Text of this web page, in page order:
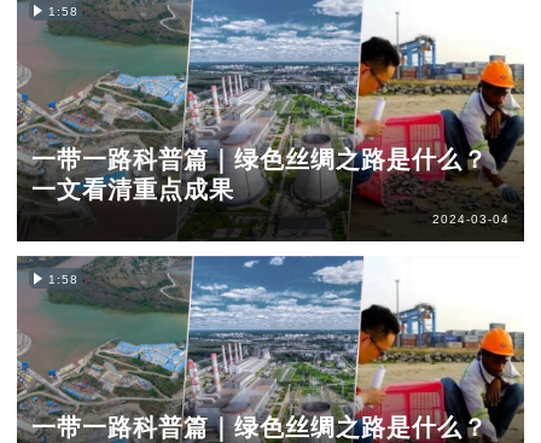
1:58
一带一路科普篇｜绿色丝绸之路是什么？
一文看清重点成果
2024-03-04
1:58
一带一路科普篇｜绿色丝绸之路是什么？